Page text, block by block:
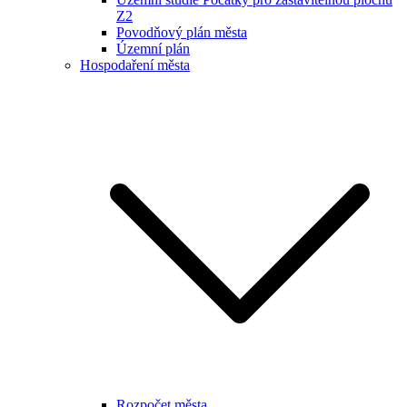
Z2
Povodňový plán města
Územní plán
Hospodaření města